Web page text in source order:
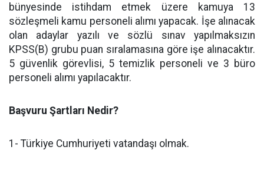
bünyesinde istihdam etmek üzere kamuya 13
sözleşmeli kamu personeli alımı yapacak. İşe alınacak
olan adaylar yazılı ve sözlü sınav yapılmaksızın
KPSS(B) grubu puan sıralamasına göre işe alınacaktır.
5 güvenlik görevlisi, 5 temizlik personeli ve 3 büro
personeli alımı yapılacaktır.
Başvuru Şartları Nedir?
1- Türkiye Cumhuriyeti vatandaşı olmak.